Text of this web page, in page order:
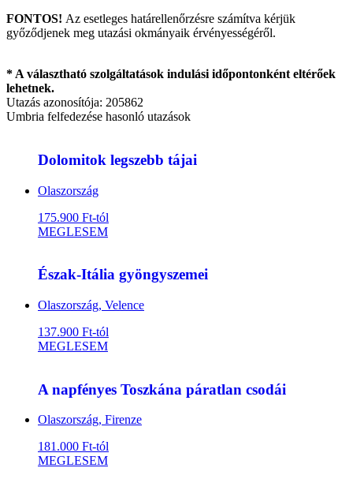
FONTOS! Az esetleges határellenőrzésre számítva kérjük
győződjenek meg utazási okmányaik érvényességéről.
* A választható szolgáltatások indulási időpontonként eltérőek
lehetnek.
Utazás azonosítója: 205862
Umbria felfedezése hasonló utazások
Dolomitok legszebb tájai
Olaszország
175.900 Ft-tól
MEGLESEM
Észak-Itália gyöngyszemei
Olaszország, Velence
137.900 Ft-tól
MEGLESEM
A napfényes Toszkána páratlan csodái
Olaszország, Firenze
181.000 Ft-tól
MEGLESEM